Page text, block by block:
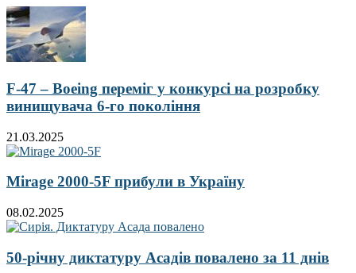
F-47 – Boeing переміг у конкурсі на розробку
винищувача 6-го покоління
21.03.2025
Mirage 2000-5F прибули в Україну
08.02.2025
50-річну диктатуру Асадів повалено за 11 днів